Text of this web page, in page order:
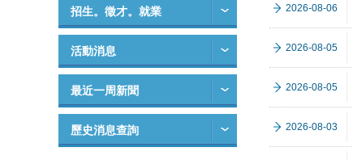
招生。徵才。就業
活動消息
最近一周新聞
歷史消息查詢
2026-08-06
2026-08-05
2026-08-05
2026-08-03